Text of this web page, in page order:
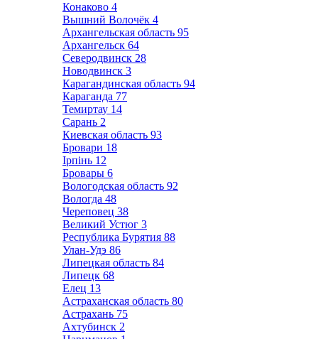
Конаково 4
Вышний Волочёк 4
Архангельская область 95
Архангельск 64
Северодвинск 28
Новодвинск 3
Карагандинская область 94
Караганда 77
Темиртау 14
Сарань 2
Киевская область 93
Бровари 18
Ірпінь 12
Бровары 6
Вологодская область 92
Вологда 48
Череповец 38
Великий Устюг 3
Республика Бурятия 88
Улан-Удэ 86
Липецкая область 84
Липецк 68
Елец 13
Астраханская область 80
Астрахань 75
Ахтубинск 2